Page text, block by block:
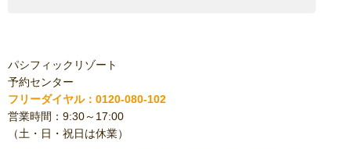
パシフィックリゾート
予約センター
フリーダイヤル：0120-080-102
営業時間：9:30～17:00
（土・日・祝日は休業）